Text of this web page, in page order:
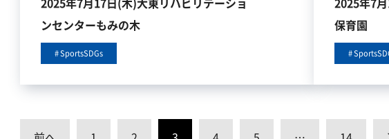
ンセンターもみの木
SportsSDGs
保育園